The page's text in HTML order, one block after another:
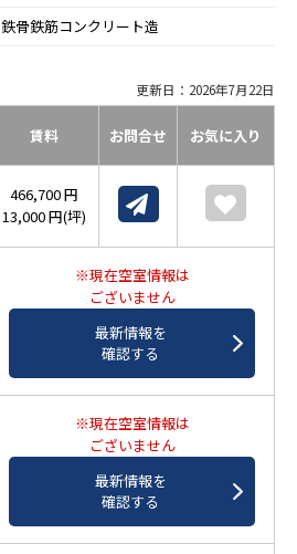
骨鉄筋コンクリート造
更新日：2026年7月22日
賃料 お問合せ お気に入り
466,700 円
13,000 円(坪)
※現在空室情報は
ございません
最新情報を
確認する
※現在空室情報は
ございません
最新情報を
確認する